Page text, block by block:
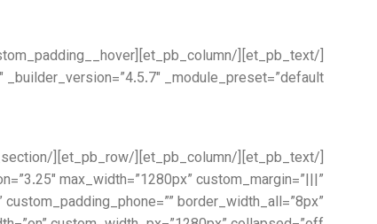
et_pb_audio][et_pb_text _builder_version=”4.5.7″ _module_preset=”default”]
max_width=”1280px” custom_margin=”|||”
border_width_all=”8px”